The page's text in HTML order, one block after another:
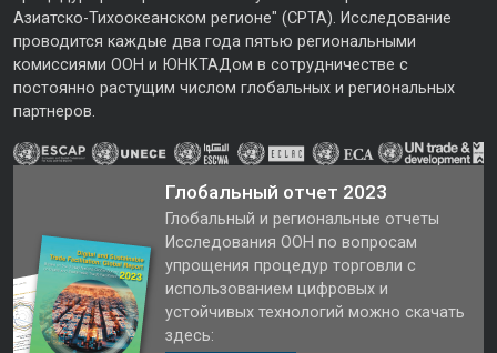
Азиатско-Тихоокеанском регионе" (CPTA). Исследование
проводится каждые два года пятью региональными
комиссиями ООН и ЮНКТАДом в сотрудничестве с
постоянно растущим числом глобальных и региональных
партнеров.
Глобальный отчет 2023
Глобальный и региональные отчеты
Исследования ООН по вопросам
упрощения процедур торговли с
использованием цифровых и
устойчивых технологий можно скачать
здесь: